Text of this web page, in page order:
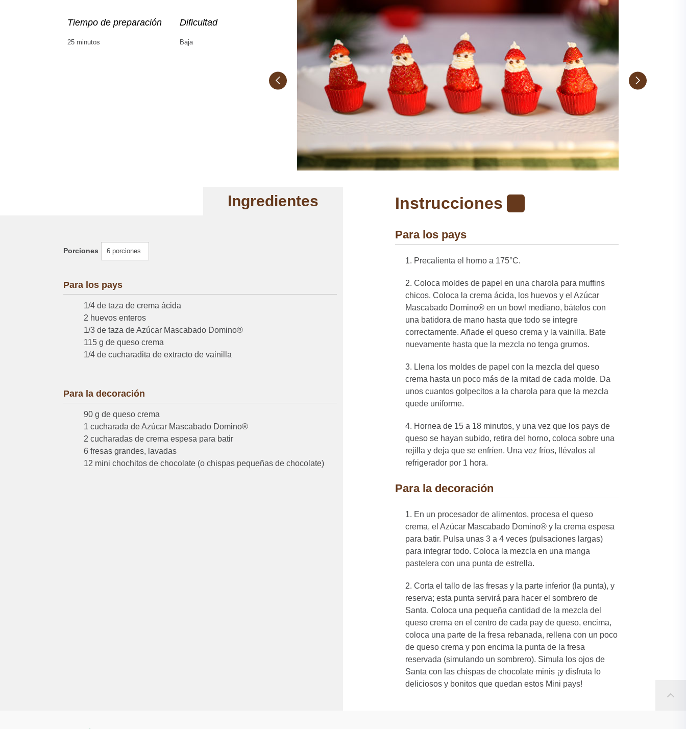
Tiempo de preparación
25 minutos
Dificultad
Baja
Ingredientes
Porciones 6 porciones
Para los pays
1/4 de taza de crema ácida
2 huevos enteros
1/3 de taza de Azúcar Mascabado Domino®
115 g de queso crema
1/4 de cucharadita de extracto de vainilla
Para la decoración
90 g de queso crema
1 cucharada de Azúcar Mascabado Domino®
2 cucharadas de crema espesa para batir
6 fresas grandes, lavadas
12 mini chochitos de chocolate (o chispas pequeñas de chocolate)
Instrucciones
Para los pays
Precalienta el horno a 175°C.
Coloca moldes de papel en una charola para muffins
chicos. Coloca la crema ácida, los huevos y el Azúcar
Mascabado Domino® en un bowl mediano, bátelos con
una batidora de mano hasta que todo se integre
correctamente. Añade el queso crema y la vainilla. Bate
nuevamente hasta que la mezcla no tenga grumos.
Llena los moldes de papel con la mezcla del queso
crema hasta un poco más de la mitad de cada molde. Da
unos cuantos golpecitos a la charola para que la mezcla
quede uniforme.
Hornea de 15 a 18 minutos, y una vez que los pays de
queso se hayan subido, retira del horno, coloca sobre una
rejilla y deja que se enfríen. Una vez fríos, llévalos al
refrigerador por 1 hora.
Para la decoración
En un procesador de alimentos, procesa el queso
crema, el Azúcar Mascabado Domino® y la crema espesa
para batir. Pulsa unas 3 a 4 veces (pulsaciones largas)
para integrar todo. Coloca la mezcla en una manga
pastelera con una punta de estrella.
Corta el tallo de las fresas y la parte inferior (la punta), y
reserva; esta punta servirá para hacer el sombrero de
Santa. Coloca una pequeña cantidad de la mezcla del
queso crema en el centro de cada pay de queso, encima,
coloca una parte de la fresa rebanada, rellena con un poco
de queso crema y pon encima la punta de la fresa
reservada (simulando un sombrero). Simula los ojos de
Santa con las chispas de chocolate minis ¡y disfruta lo
deliciosos y bonitos que quedan estos Mini pays!